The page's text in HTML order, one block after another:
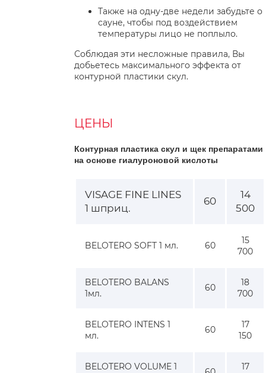
Также на одну-две недели забудьте о
сауне, чтобы под воздействием
температуры лицо не поплыло.
Соблюдая эти несложные правила, Вы
добьетесь максимального эффекта от
контурной пластики скул.
ЦЕНЫ
Контурная пластика скул и щек препаратами
на основе гиалуроновой кислоты
VISAGE FINE LINES
1 шприц.
60
14
500
BELOTERO SOFT 1 мл. 60
15
700
BELOTERO BALANS
1мл.
60
18
700
BELOTERO INTENS 1
мл.
60
17
150
BELOTERO VOLUME 1
17